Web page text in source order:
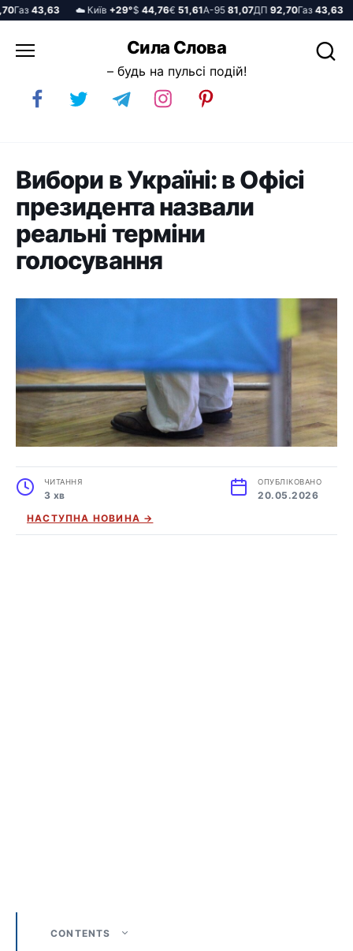
43,63 ☁️ Київ+29°$44,76€51,61А-9581,07ДП92,70Газ43,63
до
Сила Слова
– будь на пульсі подій!
Вибори в Україні: в Офісі
президента назвали
реальні терміни
голосування
ЧИТАННЯ
3 хв
ОПУБЛІКОВАНО
20.05.2026
НАСТУПНА НОВИНА →
CONTENTS